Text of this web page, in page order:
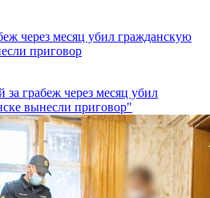
через месяц убил гражданскую
приговор
грабеж через месяц убил
вынесли приговор"